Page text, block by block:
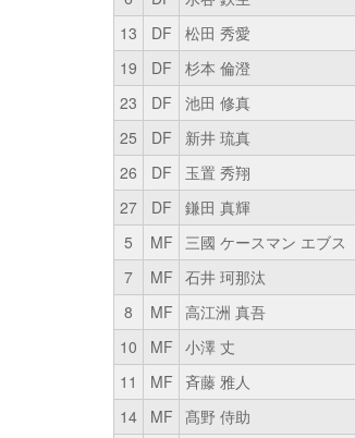
13
DF 松田 秀愛
19
DF 杉本 倫澄
23
DF 池田 修真
25
DF 新井 琉真
26
DF 玉置 秀翔
27
DF 鎌田 真輝
5
MF 三國 ケースマン エブス
7
MF 石井 珂那汰
8
MF 高江洲 真吾
10
MF 小澤 丈
11
MF 斉藤 雅人
14
MF 髙野 侍助